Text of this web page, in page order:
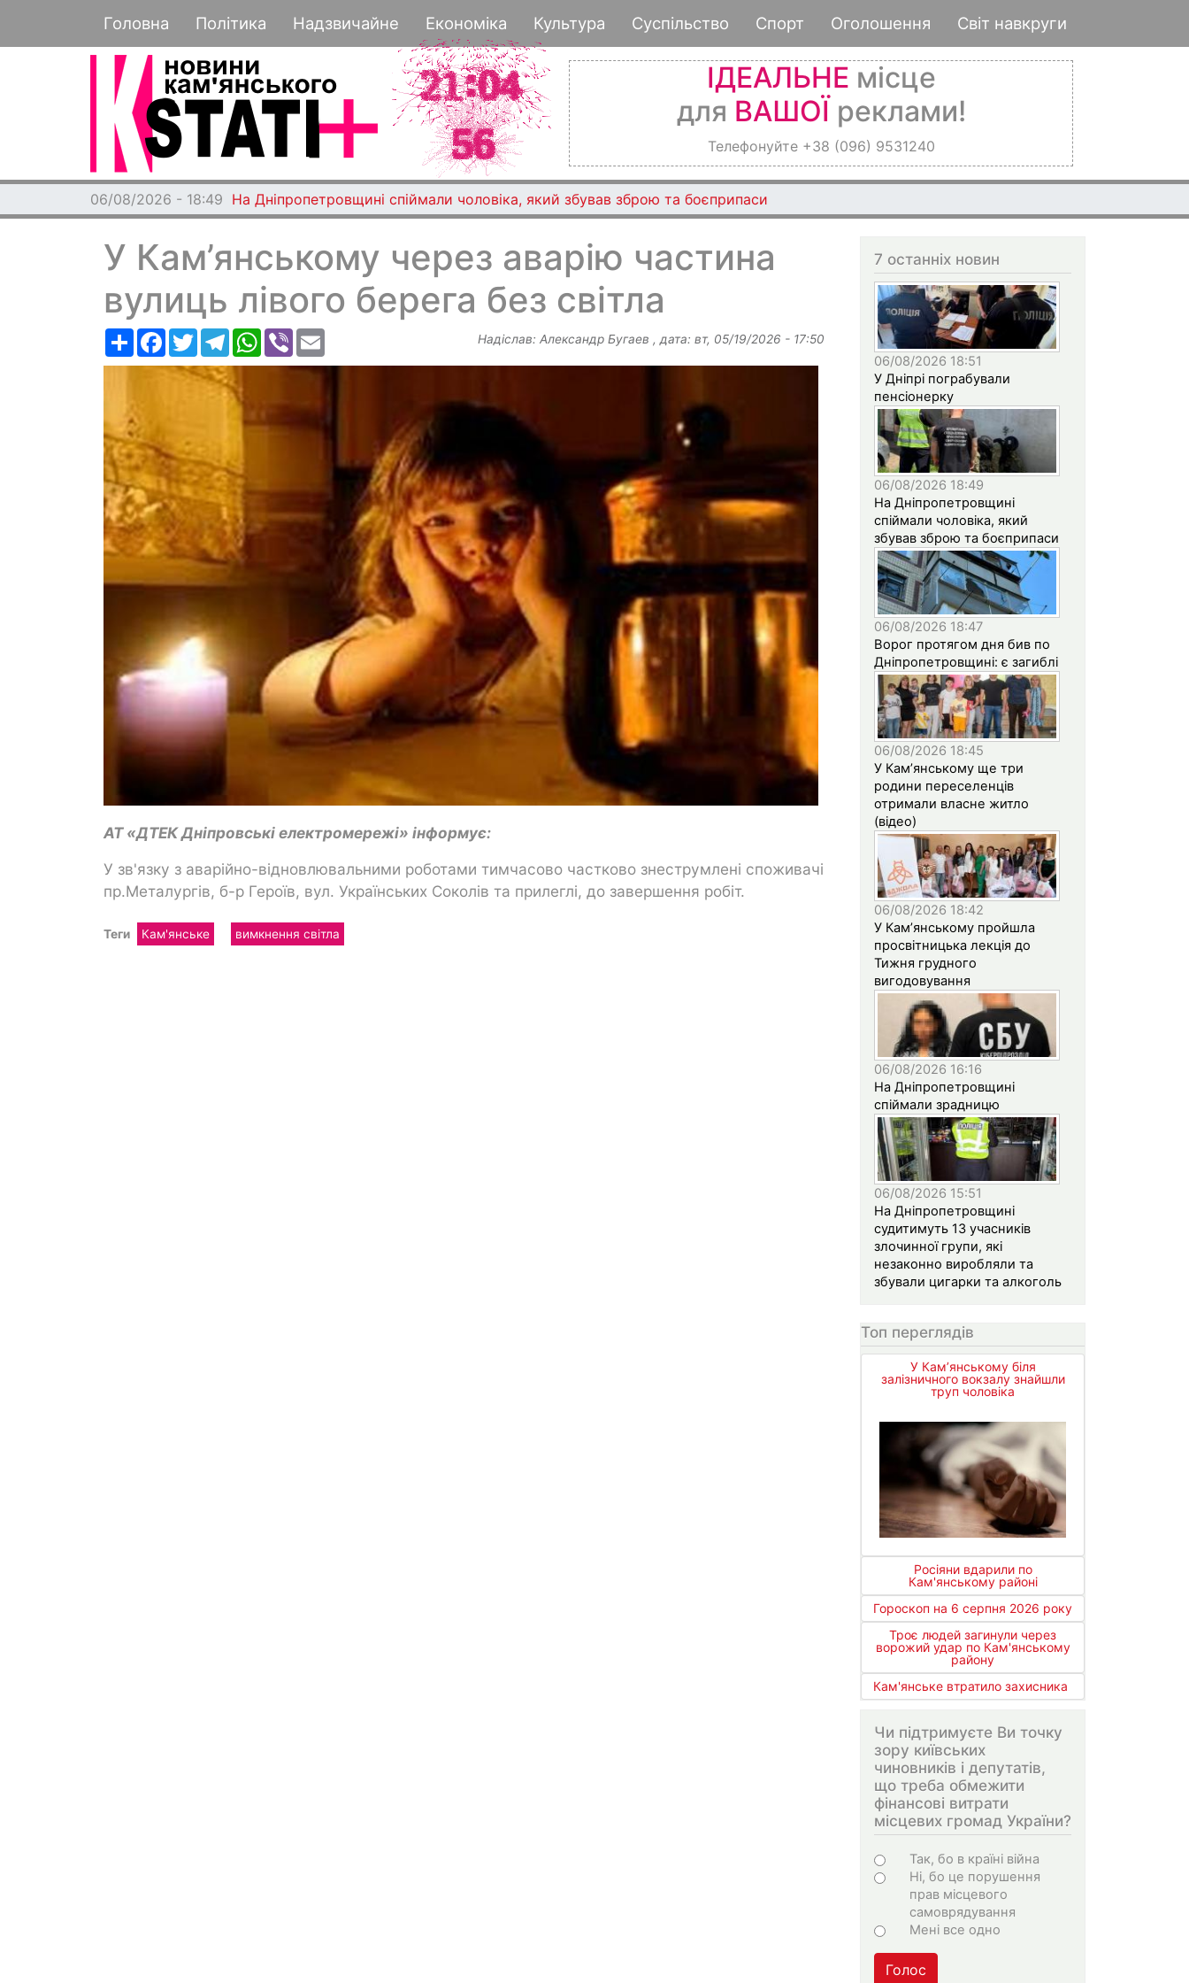
до
основного
Основная навигация
Головна Політика Надзвичайне Економіка Культура Суспільство Спорт Оголошення Світ навкруги
ІДЕАЛЬНЕ місце
для ВАШОЇ реклами!
Телефонуйте +38 (096) 9531240
06/08/2026 - 18:49 На Дніпропетровщині спіймали чоловіка, який збував зброю та боєприпаси
У Кам’янському через аварію частина
вулиць лівого берега без світла
РесурсFacebook
TwitterTelegramWhatsApp
Viber Надіслав: Александр Бугаев , дата: вт, 05/19/2026 - 17:50
АТ «ДТЕК Дніпровські електромережі» інформує:
У зв'язку з аварійно-відновлювальними роботами тимчасово частково знеструмлені споживачі
пр.Металургів, б-р Героїв, вул. Українських Соколів та прилеглі, до завершення робіт.
Теги Кам'янське вимкнення світла
7 останніх новин
06/08/2026 18:51
У Дніпрі пограбували
пенсіонерку
06/08/2026 18:49
На Дніпропетровщині
спіймали чоловіка, який
збував зброю та боєприпаси
06/08/2026 18:47
Ворог протягом дня бив по
Дніпропетровщині: є загиблі
06/08/2026 18:45
У Кам’янському ще три
родини переселенців
отримали власне житло
(відео)
06/08/2026 18:42
У Кам’янському пройшла
просвітницька лекція до
Тижня грудного
вигодовування
06/08/2026 16:16
На Дніпропетровщині
спіймали зрадницю
06/08/2026 15:51
На Дніпропетровщині
судитимуть 13 учасників
злочинної групи, які
незаконно виробляли та
збували цигарки та алкоголь
Топ переглядів
У Кам’янському біля
залізничного вокзалу знайшли
труп чоловіка
Росіяни вдарили по
Кам'янському районі
Гороскоп на 6 серпня 2026 року
Троє людей загинули через
ворожий удар по Кам'янському
району
Кам'янське втратило захисника
Чи підтримуєте Ви точку
зору київських
чиновників і депутатів,
що треба обмежити
фінансові витрати
місцевих громад України?
Варіанти
Так, бо в країні війна
Ні, бо це порушення
прав місцевого
самоврядування
Мені все одно
Голос